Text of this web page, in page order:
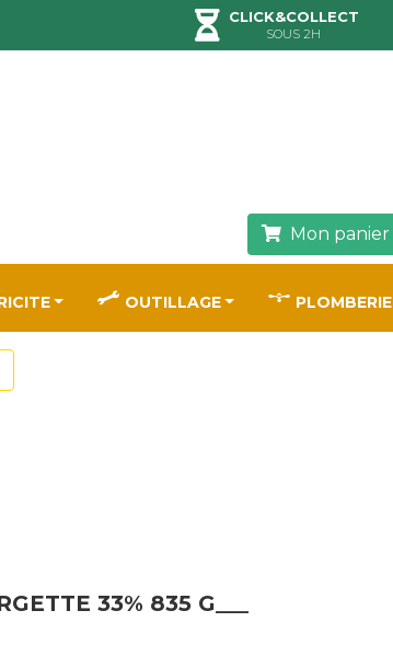
CLICK&COLLECT
SOUS 2H
Mon panier
OUTILLAGE PLOMBERIE
33% 835 G___